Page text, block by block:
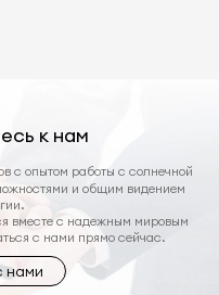
к нам
с опытом работы с солнечной
и общим видением
вместе с надежным мировым
с нами прямо сейчас.
нами